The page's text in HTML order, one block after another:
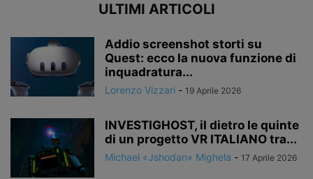
ULTIMI ARTICOLI
Addio screenshot storti su
Quest: ecco la nuova funzione di
inquadratura...
Lorenzo Vizzari - 19 Aprile 2026
INVESTIGHOST, il dietro le quinte
di un progetto VR ITALIANO tra...
Michael «Jshodan» Mighela - 17 Aprile 2026